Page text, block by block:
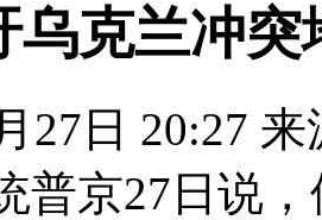
乌克兰冲
27日 20:27
普京27日说